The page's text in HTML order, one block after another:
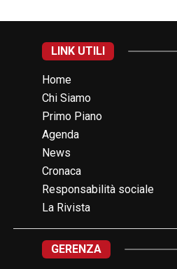
LINK UTILI
Home
Chi Siamo
Primo Piano
Agenda
News
Cronaca
Responsabilità sociale
La Rivista
GERENZA